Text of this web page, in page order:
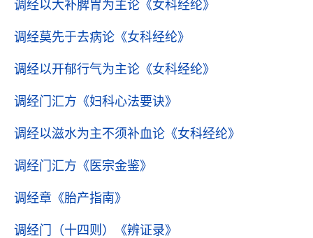
调经以大补脾胃为主论 《女科经纶》
调经莫先于去病论 《女科经纶》
调经以开郁行气为主论 《女科经纶》
调经门汇方 《妇科心法要诀》
调经以滋水为主不须补血论 《女科经纶》
调经门汇方 《医宗金鉴》
调经章 《胎产指南》
调经门（十四则） 《辨证录》